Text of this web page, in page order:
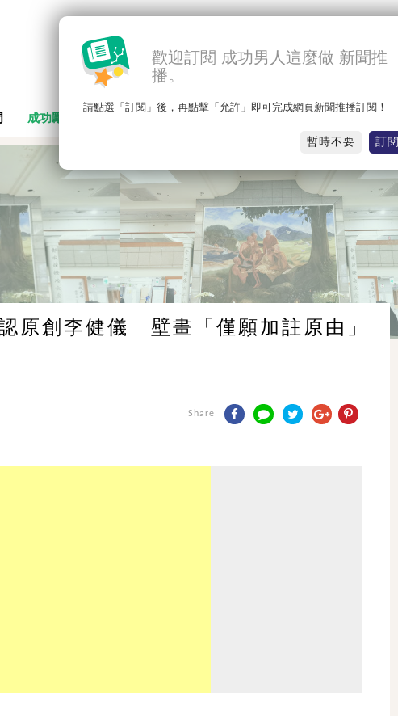
成功勵志
歡迎訂閱 成功男人這麼做 新聞推
播。
請點選「訂閱」後，再點擊「允許」即可完成網頁新聞推播訂閱！
訂閱
暫時不要
原創李健儀 壁畫「僅願加註原由」
Share